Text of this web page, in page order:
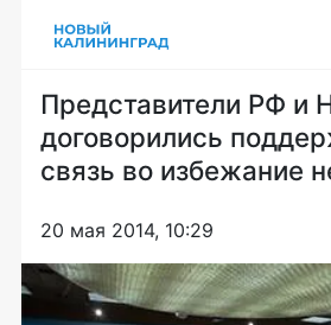
Представители РФ и
договорились
связь во избежание
20 мая 2014, 10:29